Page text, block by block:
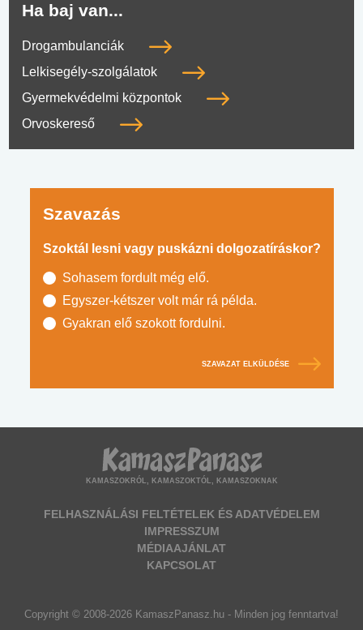
Ha baj van...
Drogambulanciák
Lelkisegély-szolgálatok
Gyermekvédelmi központok
Orvoskereső
Szavazás
Szoktál lesni vagy puskázni dolgozatíráskor?
Sohasem fordult még elő.
Egyszer-kétszer volt már rá példa.
Gyakran elő szokott fordulni.
SZAVAZAT ELKÜLDÉSE
KAMASZOKRÓL, KAMASZOKTÓL, KAMASZOKNAK
FELHASZNÁLÁSI FELTÉTELEK ÉS ADATVÉDELEM
IMPRESSZUM
MÉDIAAJÁNLAT
KAPCSOLAT
Copyright © 2008-2026 KamaszPanasz.hu - Minden jog fenntartva!